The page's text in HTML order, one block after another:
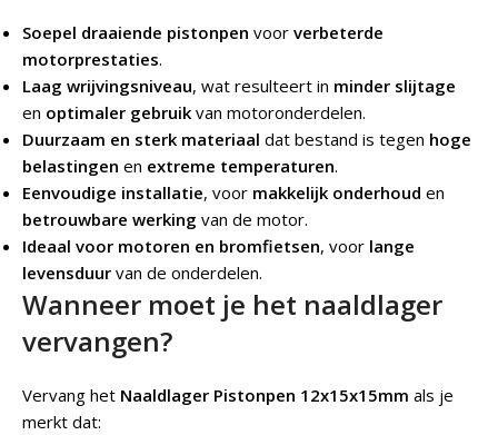
Soepel draaiende pistonpen voor verbeterde
motorprestaties.
Laag wrijvingsniveau, wat resulteert in minder slijtage
en optimaler gebruik van motoronderdelen.
Duurzaam en sterk materiaal dat bestand is tegen hoge
belastingen en extreme temperaturen.
Eenvoudige installatie, voor makkelijk onderhoud en
betrouwbare werking van de motor.
Ideaal voor motoren en bromfietsen, voor lange
levensduur van de onderdelen.
Wanneer moet je het naaldlager
vervangen?
Vervang het Naaldlager Pistonpen 12x15x15mm als je
merkt dat: